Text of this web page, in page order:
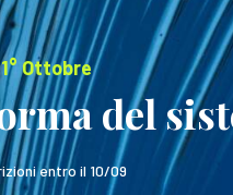
Ottobre
del
entro il 10/09